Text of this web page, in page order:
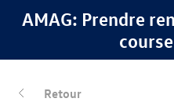
AMAG: Prendre
Retour